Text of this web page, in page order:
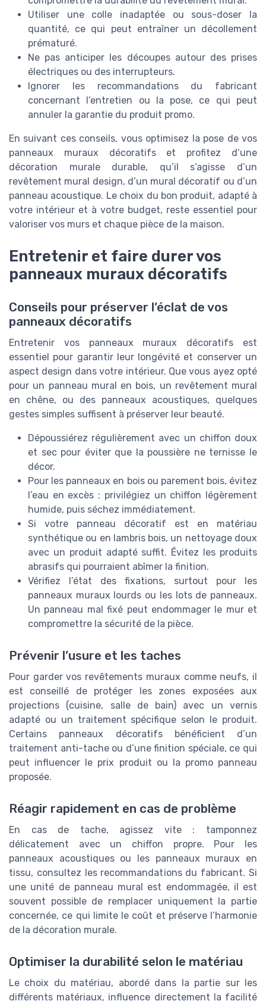
Utiliser une colle inadaptée ou sous-doser la
quantité, ce qui peut entraîner un décollement
prématuré.
Ne pas anticiper les découpes autour des prises
électriques ou des interrupteurs.
Ignorer les recommandations du fabricant
concernant l’entretien ou la pose, ce qui peut
annuler la garantie du produit promo.
En suivant ces conseils, vous optimisez la pose de vos
panneaux muraux décoratifs et profitez d’une
décoration murale durable, qu’il s’agisse d’un
revêtement mural design, d’un mural décoratif ou d’un
panneau acoustique. Le choix du bon produit, adapté à
votre intérieur et à votre budget, reste essentiel pour
valoriser vos murs et chaque pièce de la maison.
Entretenir et faire durer vos
panneaux muraux décoratifs
Conseils pour préserver l’éclat de vos
panneaux décoratifs
Entretenir vos panneaux muraux décoratifs est
essentiel pour garantir leur longévité et conserver un
aspect design dans votre intérieur. Que vous ayez opté
pour un panneau mural en bois, un revêtement mural
en chêne, ou des panneaux acoustiques, quelques
gestes simples suffisent à préserver leur beauté.
Dépoussiérez régulièrement avec un chiffon doux
et sec pour éviter que la poussière ne ternisse le
décor.
Pour les panneaux en bois ou parement bois, évitez
l’eau en excès : privilégiez un chiffon légèrement
humide, puis séchez immédiatement.
Si votre panneau décoratif est en matériau
synthétique ou en lambris bois, un nettoyage doux
avec un produit adapté suffit. Évitez les produits
abrasifs qui pourraient abîmer la finition.
Vérifiez l’état des fixations, surtout pour les
panneaux muraux lourds ou les lots de panneaux.
Un panneau mal fixé peut endommager le mur et
compromettre la sécurité de la pièce.
Prévenir l’usure et les taches
Pour garder vos revêtements muraux comme neufs, il
est conseillé de protéger les zones exposées aux
projections (cuisine, salle de bain) avec un vernis
adapté ou un traitement spécifique selon le produit.
Certains panneaux décoratifs bénéficient d’un
traitement anti-tache ou d’une finition spéciale, ce qui
peut influencer le prix produit ou la promo panneau
proposée.
Réagir rapidement en cas de problème
En cas de tache, agissez vite : tamponnez
délicatement avec un chiffon propre. Pour les
panneaux acoustiques ou les panneaux muraux en
tissu, consultez les recommandations du fabricant. Si
une unité de panneau mural est endommagée, il est
souvent possible de remplacer uniquement la partie
concernée, ce qui limite le coût et préserve l’harmonie
de la décoration murale.
Optimiser la durabilité selon le matériau
Le choix du matériau, abordé dans la partie sur les
différents matériaux, influence directement la facilité